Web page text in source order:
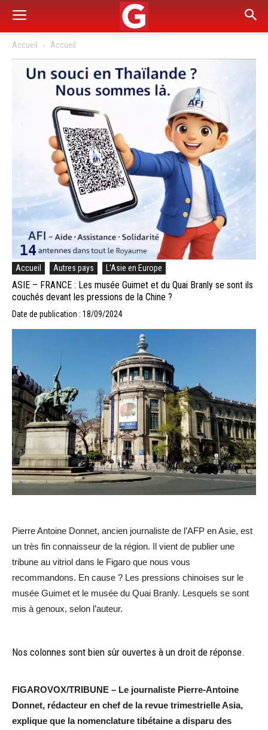
Accueil Accueil
Accueil Autres pays L'Asie en Europe
ASIE – FRANCE : Les musée Guimet et du Quai Branly se sont ils
couchés devant les pressions de la Chine ?
Date de publication : 18/09/2024
Pierre Antoine Donnet, ancien journaliste de l’AFP en Asie, est
un très fin connaisseur de la région. Il vient de publier une
tribune au vitriol dans le Figaro que nous vous
recommandons. En cause ? Les pressions chinoises sur le
musée Guimet et le musée du Quai Branly. Lesquels se sont
mis à genoux, selon l’auteur.
Nos colonnes sont bien sûr ouvertes à un droit de réponse.
FIGAROVOX/TRIBUNE – Le journaliste Pierre-Antoine
Donnet, rédacteur en chef de la revue trimestrielle Asia,
explique que la nomenclature tibétaine a disparu des